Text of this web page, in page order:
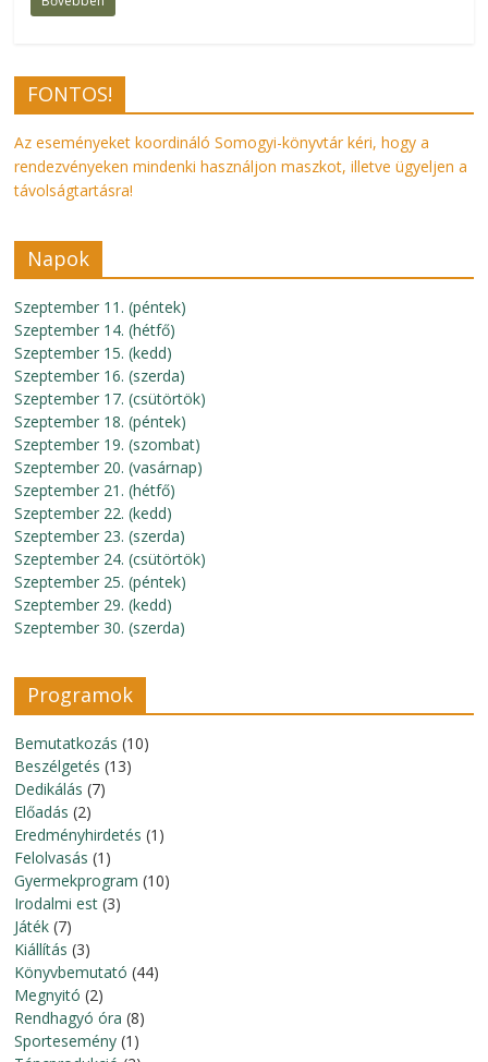
FONTOS!
Az eseményeket koordináló Somogyi-könyvtár kéri, hogy a
rendezvényeken mindenki használjon maszkot, illetve ügyeljen a
távolságtartásra!
Napok
Szeptember 11. (péntek)
Szeptember 14. (hétfő)
Szeptember 15. (kedd)
Szeptember 16. (szerda)
Szeptember 17. (csütörtök)
Szeptember 18. (péntek)
Szeptember 19. (szombat)
Szeptember 20. (vasárnap)
Szeptember 21. (hétfő)
Szeptember 22. (kedd)
Szeptember 23. (szerda)
Szeptember 24. (csütörtök)
Szeptember 25. (péntek)
Szeptember 29. (kedd)
Szeptember 30. (szerda)
Programok
Bemutatkozás (10)
Beszélgetés (13)
Dedikálás (7)
Előadás (2)
Eredményhirdetés (1)
Felolvasás (1)
Gyermekprogram (10)
Irodalmi est (3)
Játék (7)
Kiállítás (3)
Könyvbemutató (44)
Megnyitó (2)
Rendhagyó óra (8)
Sportesemény (1)